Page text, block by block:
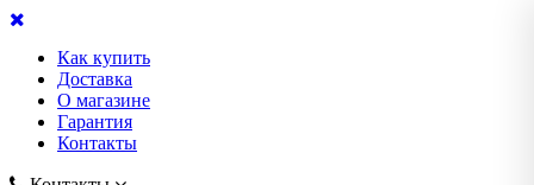
Как купить
Доставка
О магазине
Гарантия
Контакты